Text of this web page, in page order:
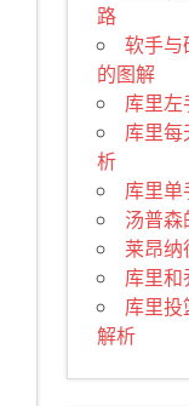
路
软手与
的图解
库里左
库里
析
库里单
汤普森
莱昂
库里和
库里投
解析